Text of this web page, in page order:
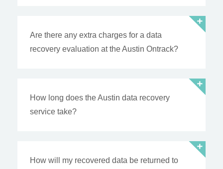
Are there any extra charges for a data
recovery evaluation at the Austin Ontrack?
How long does the Austin data recovery
service take?
How will my recovered data be returned to